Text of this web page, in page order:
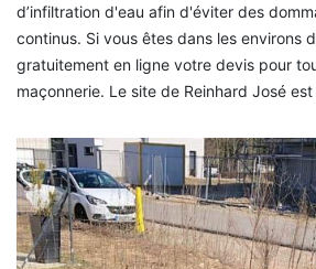
d’infiltration d'eau afin d'éviter des
continus. Si vous êtes dans les environs
gratuitement en ligne votre devis pour
maçonnerie. Le site de Reinhard José